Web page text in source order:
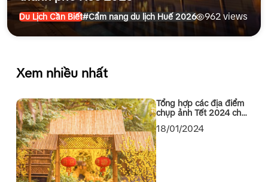
Du Lịch Cần Biết#Cẩm nang du lịch Huế 2026 962 views
Xem nhiều nhất
Tổng hợp các địa điểm
chụp ảnh Tết 2024 cho
18/01/2024